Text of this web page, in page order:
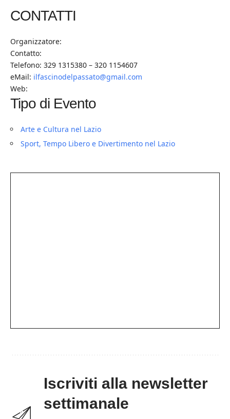
CONTATTI
Organizzatore:
Contatto:
Telefono: 329 1315380 – 320 1154607
eMail: ilfascinodelpassato@gmail.com
Web:
Tipo di Evento
Arte e Cultura nel Lazio
Sport, Tempo Libero e Divertimento nel Lazio
Iscriviti alla newsletter
settimanale